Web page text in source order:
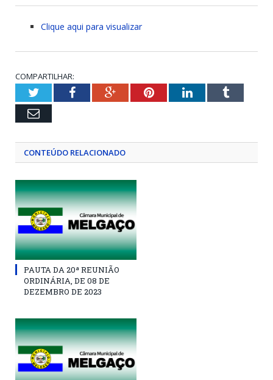
Clique aqui para visualizar
COMPARTILHAR:
TwitterFacebookGoogle+PinterestLinkedInTumblr
Email
CONTEÚDO RELACIONADO
PAUTA DA 20ª REUNIÃO
ORDINÁRIA, DE 08 DE
DEZEMBRO DE 2023